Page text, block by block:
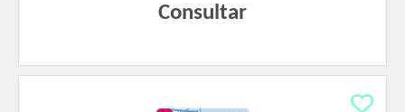
Consultar